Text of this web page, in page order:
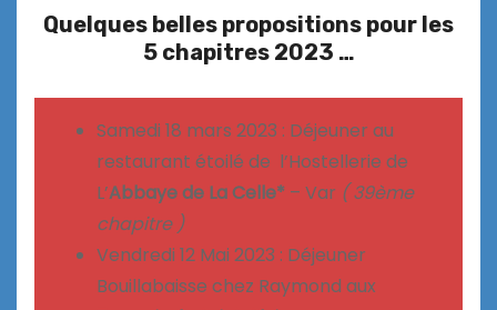
Quelques belles propositions pour les
5 chapitres 2023 …
Samedi 18 mars 2023 : Déjeuner au
restaurant étoilé de l’Hostellerie de
L’Abbaye de La Celle* – Var ( 39ème
chapitre )
Vendredi 12 Mai 2023 : Déjeuner
Bouillabaisse chez Raymond aux